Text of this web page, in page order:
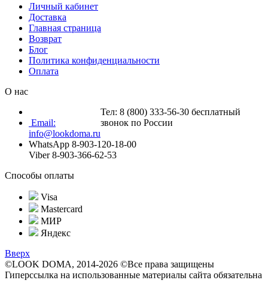
Личный кабинет
Доставка
Главная страница
Возврат
Блог
Политика конфиденциальности
Оплата
О нас
Тел: 8 (800) 333-56-30 бесплатный
звонок по России
Email:
info@lookdoma.ru
WhatsApp 8-903-120-18-00
Viber 8-903-366-62-53
Способы оплаты
Visa
Mastercard
МИР
Яндекс
Вверх
©LOOK DOMA, 2014-2026 ©Все права защищены
Гиперссылка на использованные материалы сайта обязательна